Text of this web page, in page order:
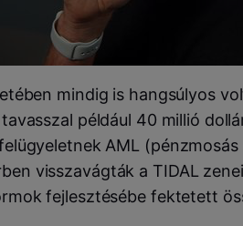
mindig is hangsúlyos
például 40 millió
AML
visszavágták a TIDAL
fejlesztésébe fektetett